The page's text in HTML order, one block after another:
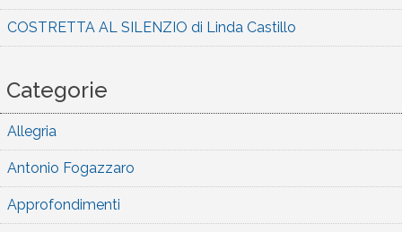
COSTRETTA AL SILENZIO di Linda Castillo
Categorie
Allegria
Antonio Fogazzaro
Approfondimenti